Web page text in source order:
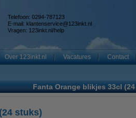
Telefoon: 0294-787123
E-mail: klantenservice@123inkt.nl
Vragen: 123inkt.nl/help
Over 123inkt.nl Vacatures Contact
Fanta Orange blikjes 33cl
stuks)